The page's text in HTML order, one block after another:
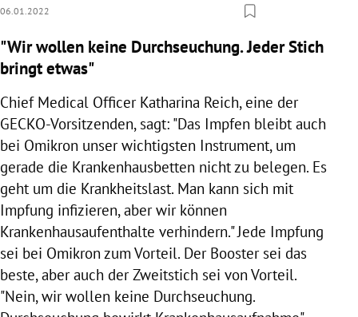
06.01.2022
"Wir wollen keine Durchseuchung. Jeder Stich
bringt etwas"
Chief Medical Officer Katharina Reich, eine der
GECKO-Vorsitzenden, sagt: "Das Impfen bleibt auch
bei Omikron unser wichtigsten Instrument, um
gerade die Krankenhausbetten nicht zu belegen. Es
geht um die Krankheitslast. Man kann sich mit
Impfung infizieren, aber wir können
Krankenhausaufenthalte verhindern." Jede Impfung
sei bei Omikron zum Vorteil. Der Booster sei das
beste, aber auch der Zweitstich sei von Vorteil.
"Nein, wir wollen keine Durchseuchung.